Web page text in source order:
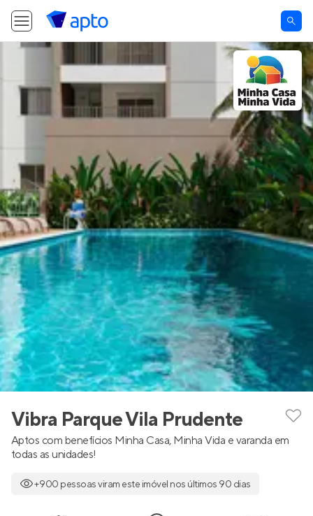
Vibra Parque Vila Prudente
Aptos com benefícios Minha Casa, Minha Vida e varanda em
todas as unidades!
+900 pessoas viram este imóvel nos últimos 90 dias